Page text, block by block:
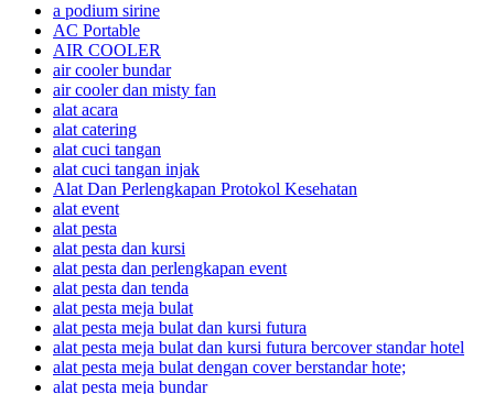
a podium sirine
AC Portable
AIR COOLER
air cooler bundar
air cooler dan misty fan
alat acara
alat catering
alat cuci tangan
alat cuci tangan injak
Alat Dan Perlengkapan Protokol Kesehatan
alat event
alat pesta
alat pesta dan kursi
alat pesta dan perlengkapan event
alat pesta dan tenda
alat pesta meja bulat
alat pesta meja bulat dan kursi futura
alat pesta meja bulat dan kursi futura bercover standar hotel
alat pesta meja bulat dengan cover berstandar hote;
alat pesta meja bundar